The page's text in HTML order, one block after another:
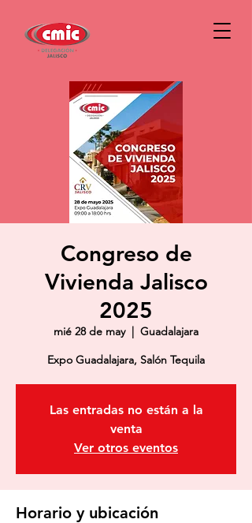
Congreso de
Vivienda Jalisco
2025
mié 28 de may
  |
Guadalajara
Expo Guadalajara, Salón Tequila
Las entradas no están a la
venta
Ver otros eventos
Horario y ubicación